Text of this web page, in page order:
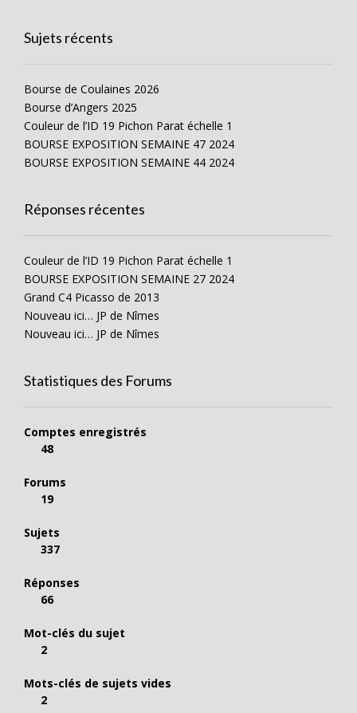
Sujets récents
Bourse de Coulaines 2026
Bourse d’Angers 2025
Couleur de l’ID 19 Pichon Parat échelle 1
BOURSE EXPOSITION SEMAINE 47 2024
BOURSE EXPOSITION SEMAINE 44 2024
Réponses récentes
Couleur de l’ID 19 Pichon Parat échelle 1
BOURSE EXPOSITION SEMAINE 27 2024
Grand C4 Picasso de 2013
Nouveau ici… JP de Nîmes
Nouveau ici… JP de Nîmes
Statistiques des Forums
Comptes enregistrés
48
Forums
19
Sujets
337
Réponses
66
Mot-clés du sujet
2
Mots-clés de sujets vides
2